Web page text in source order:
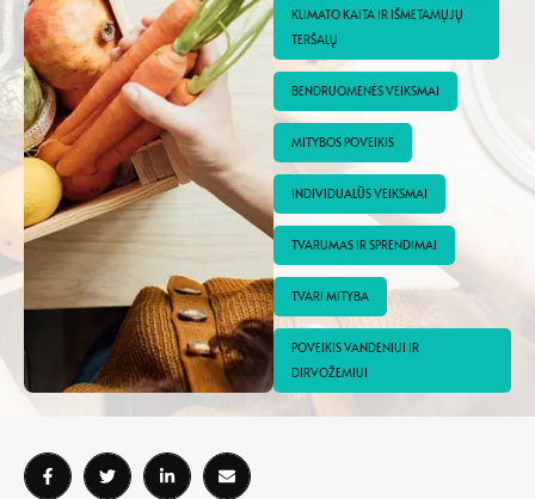
KLIMATO KAITA IR IŠMETAMŲJŲ
TERŠALŲ
BENDRUOMENĖS VEIKSMAI
MITYBOS POVEIKIS
INDIVIDUALŪS VEIKSMAI
TVARUMAS IR SPRENDIMAI
TVARI MITYBA
POVEIKIS VANDENIUI IR
DIRVOŽEMIUI